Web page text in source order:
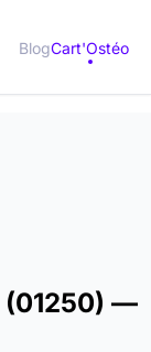
BlogCart'Ostéo
(01250) —